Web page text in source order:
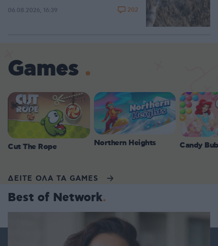
06.08.2026, 16:39 202
Games
Cut The Rope Northern Heights Candy
ΔΕΙΤΕ ΟΛΑ ΤΑ GAMES
Best of Network